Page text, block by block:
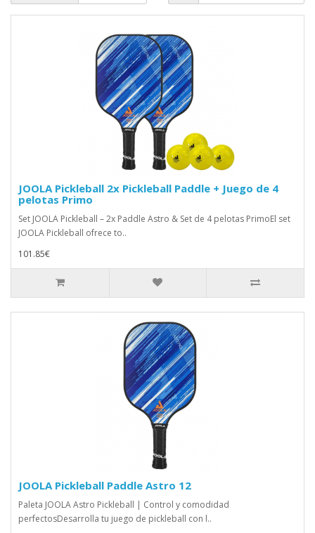
JOOLA Pickleball 2x Pickleball Paddle + Juego de 4
pelotas Primo
Set JOOLA Pickleball – 2x Paddle Astro & Set de 4 pelotas PrimoEl set
JOOLA Pickleball ofrece to..
101.85€
JOOLA Pickleball Paddle Astro 12
Paleta JOOLA Astro Pickleball | Control y comodidad
perfectosDesarrolla tu juego de pickleball con l..